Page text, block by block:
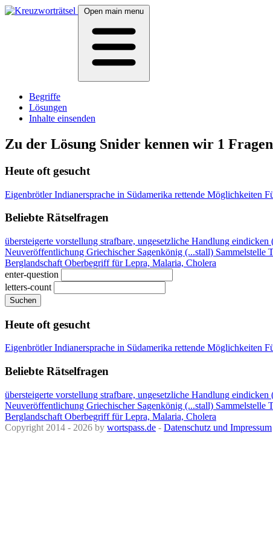
Open main menu
Begriffe
Lösungen
Inhalte einsenden
Zu der Lösung Snider kennen wir 1 Fragen
Heute oft gesucht
EigenbrötlerIndianersprache in Südamerika rettende Möglichkeiten
Beliebte Rätselfragen
übersteigerte vorstellung strafbare, ungesetzliche Handlung eindicken
Neuveröffentlichung Griechischer Sagenkönig (...stall) Sammelstelle
Berglandschaft Oberbegriff für Lepra, Malaria, Cholera
enter-question
letters-count
Suchen
Heute oft gesucht
EigenbrötlerIndianersprache in Südamerika rettende Möglichkeiten
Beliebte Rätselfragen
übersteigerte vorstellung strafbare, ungesetzliche Handlung eindicken
Neuveröffentlichung Griechischer Sagenkönig (...stall) Sammelstelle
Berglandschaft Oberbegriff für Lepra, Malaria, Cholera
Copyright 2014 - 2026 by wortspass.de - Datenschutz und Impressum